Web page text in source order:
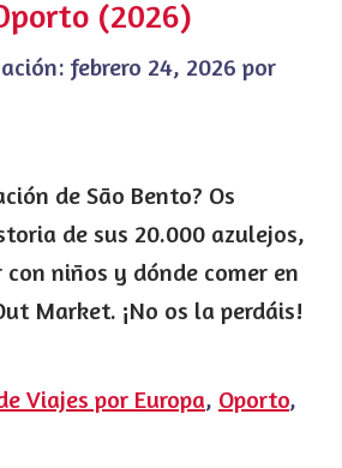
(2026)
febrero 24, 2026 por
de São Bento? Os
de sus 20.000 azulejos,
con niños y dónde comer en
Market. ¡No os la perdáis!
Viajes por Europa, Oporto,